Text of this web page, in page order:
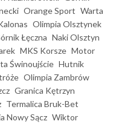
Orange Sport Warta
Olimpia Olsztynek
Łęczna Naki Olsztyn
MKS Korsze Motor
Świnoujście Hutnik
Olimpia Zambrów
Granica Kętrzyn
Termalica Bruk-Bet
Nowy Sącz Wiktor